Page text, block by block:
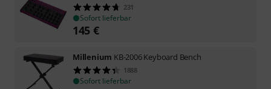
231
Sofort lieferbar
145 €
Millenium KB-2006 Keyboard Bench
1888
Sofort lieferbar